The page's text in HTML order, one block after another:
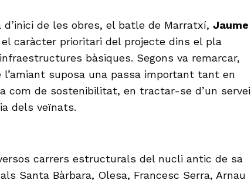
de les obres, el batle de Marratxí,Jaume
caràcter prioritari del projecte dins el pla
bàsiques. Segons va remarcar,
suposa una passa important tant en
com de sostenibilitat, en tractar-se d’un servei
dels veïnats.
carrers estructurals del nucli antic de sa
Santa Bàrbara, Olesa, Francesc Serra, Arnau